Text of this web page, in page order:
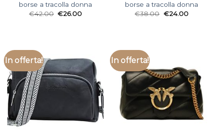
borse a tracolla donna
€42.00 €26.00
borse a tracolla donna
€38.00 €24.00
In offerta! In offerta!